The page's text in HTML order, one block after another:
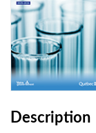
Description